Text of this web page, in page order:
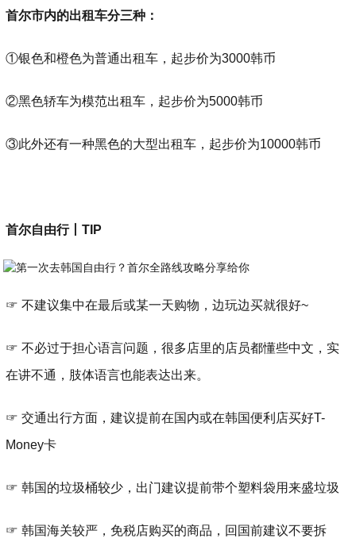
首尔市内的出租车分三种：
①银色和橙色为普通出租车，起步价为3000韩币
②黑色轿车为模范出租车，起步价为5000韩币
③此外还有一种黑色的大型出租车，起步价为10000韩币
首尔自由行丨TIP
☞ 不建议集中在最后或某一天购物，边玩边买就很好~
☞ 不必过于担心语言问题，很多店里的店员都懂些中文，实
在讲不通，肢体语言也能表达出来。
☞ 交通出行方面，建议提前在国内或在韩国便利店买好T-
Money卡
☞ 韩国的垃圾桶较少，出门建议提前带个塑料袋用来盛垃圾
☞ 韩国海关较严，免税店购买的商品，回国前建议不要拆